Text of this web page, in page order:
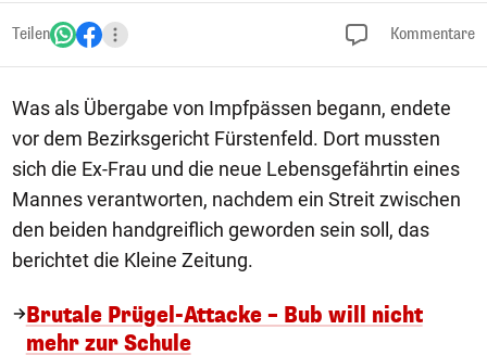
Teilen Kommentare
Was als Übergabe von Impfpässen begann, endete
vor dem Bezirksgericht Fürstenfeld. Dort mussten
sich die Ex-Frau und die neue Lebensgefährtin eines
Mannes verantworten, nachdem ein Streit zwischen
den beiden handgreiflich geworden sein soll, das
berichtet die Kleine Zeitung.
Brutale Prügel-Attacke – Bub will nicht
mehr zur Schule